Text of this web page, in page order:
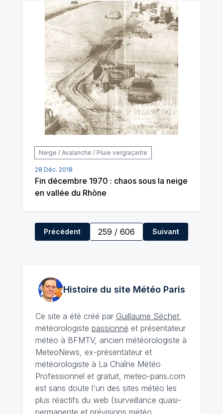
Neige / Avalanche / Pluie verglaçante
28 Déc. 2018
Fin décembre 1970 : chaos sous la neige
en vallée du Rhône
Précédent 259 / 606 Suivant
Histoire du site MétéoParis
Ce site a été créé par Guillaume Séchet,
météorologiste passionné et présentateur
météo à BFMTV, ancien météorologiste à
MeteoNews, ex-présentateur et
météorologiste à La Chaîne Météo
Professionnel et gratuit, meteo-paris.com
est sans doute l'un des sites météo les
plus réactifs du web (surveillance quasi-
permanente et prévisions météo